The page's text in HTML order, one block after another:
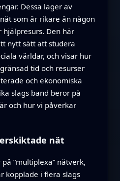
Dessa lager av
som är rikare än någon
hjälpresurs. Den här
nytt sätt att studera
världar, och visar hur
tid och resurser
och ekonomiska
slags band beror på
och hur vi påverkar
nät
”multiplexa” nätverk,
kopplade i flera slags